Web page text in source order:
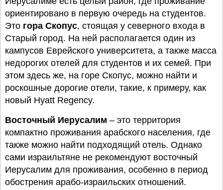
ориентировано в первую очередь на студентов.
Это гора Скопус, стоящая у северного входа в
Старый город. На ней располагается один из
кампусов Еврейского университета, а также масса
недорогих отелей для студентов и их семей. При
этом здесь же, на горе Скопус, можно найти и
роскошные дорогие отели, такие, к примеру, как
новый Hyatt Regency.
Восточный Иерусалим – это территория
компактно проживания арабского населения, где
также можно найти подходящий отель. Однако
сами израильтяне не рекомендуют восточный
Иерусалим для проживания, особенно в период
обострения арабо-израильских отношений.